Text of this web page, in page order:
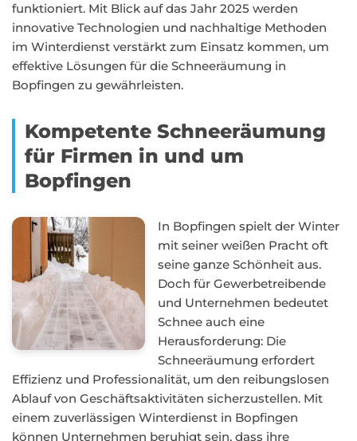
funktioniert. Mit Blick auf das Jahr 2025 werden
innovative Technologien und nachhaltige Methoden
im Winterdienst verstärkt zum Einsatz kommen, um
effektive Lösungen für die Schneeräumung in
Bopfingen zu gewährleisten.
Kompetente Schneeräumung
für Firmen in und um
Bopfingen
In Bopfingen spielt der Winter
mit seiner weißen Pracht oft
seine ganze Schönheit aus.
Doch für Gewerbetreibende
und Unternehmen bedeutet
Schnee auch eine
Herausforderung: Die
Schneeräumung erfordert
Effizienz und Professionalität, um den reibungslosen
Ablauf von Geschäftsaktivitäten sicherzustellen. Mit
einem zuverlässigen Winterdienst in Bopfingen
können Unternehmen beruhigt sein, dass ihre